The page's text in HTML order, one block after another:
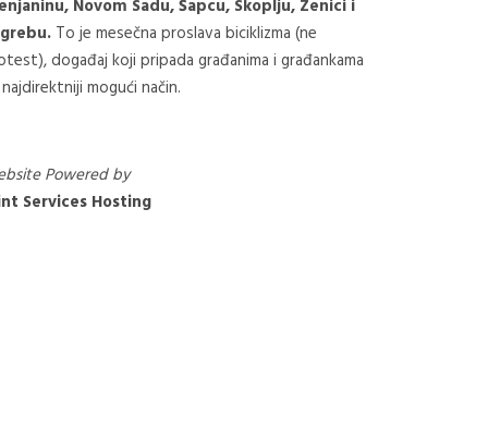
Novom Sadu, Šapcu, Skoplju, Zenici i
To je mesečna proslava biciklizma (ne
događaj koji pripada građanima i građankama
mogući način.
Powered by
Services Hosting